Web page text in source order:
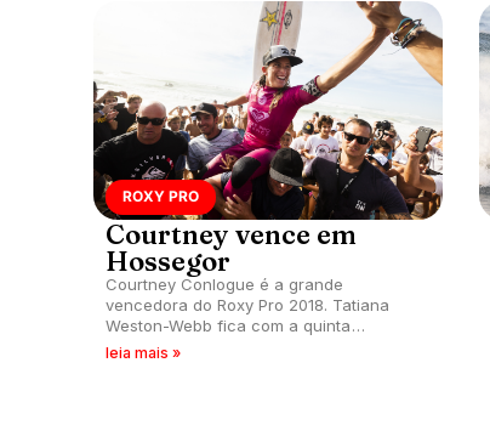
ROXY PRO
Courtney vence em
Hossegor
Courtney Conlogue é a grande
vencedora do Roxy Pro 2018. Tatiana
Weston-Webb fica com a quinta
colocação na França.
leia mais »